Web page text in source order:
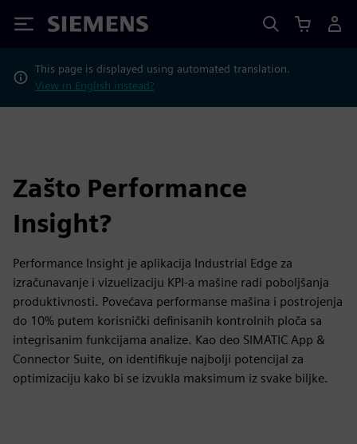
Siemens
This page is displayed using automated translation.
View in English instead?
Zašto Performance
Insight?
Performance Insight je aplikacija Industrial Edge za
izračunavanje i vizuelizaciju KPI-a mašine radi poboljšanja
produktivnosti. Povećava performanse mašina i postrojenja
do 10% putem korisnički definisanih kontrolnih ploča sa
integrisanim funkcijama analize. Kao deo SIMATIC App &
Connector Suite, on identifikuje najbolji potencijal za
optimizaciju kako bi se izvukla maksimum iz svake biljke.